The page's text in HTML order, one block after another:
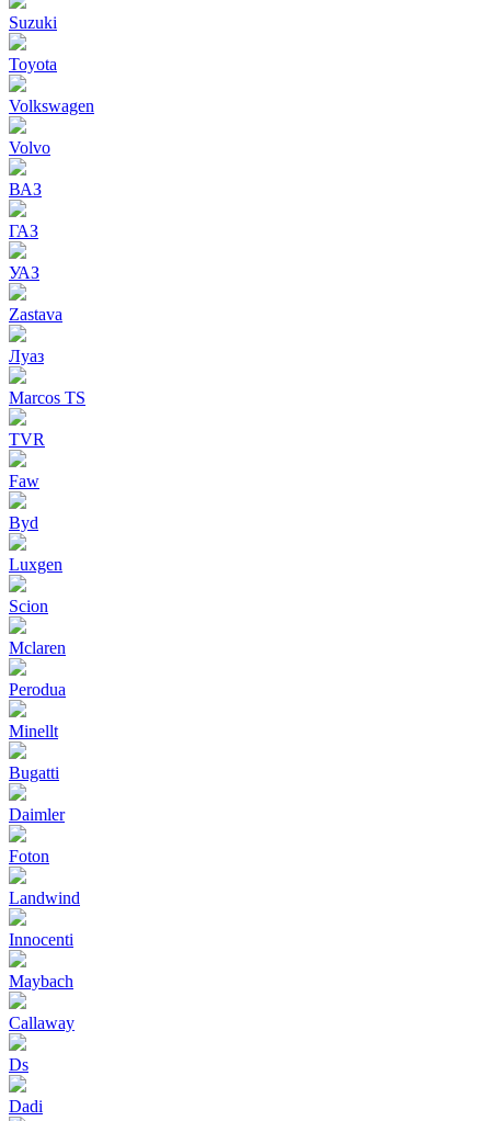
Suzuki
Toyota
Volkswagen
Volvo
ВАЗ
ГАЗ
УАЗ
Zastava
Луаз
Marcos TS
TVR
Faw
Byd
Luxgen
Scion
Mclaren
Perodua
Minellt
Bugatti
Daimler
Foton
Landwind
Innocenti
Maybach
Callaway
Ds
Dadi